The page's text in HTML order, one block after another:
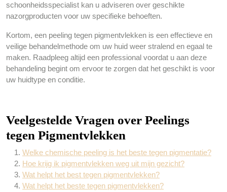
schoonheidsspecialist kan u adviseren over geschikte
nazorgproducten voor uw specifieke behoeften.
Kortom, een peeling tegen pigmentvlekken is een effectieve en
veilige behandelmethode om uw huid weer stralend en egaal te
maken. Raadpleeg altijd een professional voordat u aan deze
behandeling begint om ervoor te zorgen dat het geschikt is voor
uw huidtype en conditie.
Veelgestelde Vragen over Peelings
tegen Pigmentvlekken
Welke chemische peeling is het beste tegen pigmentatie?
Hoe krijg ik pigmentvlekken weg uit mijn gezicht?
Wat helpt het best tegen pigmentvlekken?
Wat helpt het beste tegen pigmentvlekken?